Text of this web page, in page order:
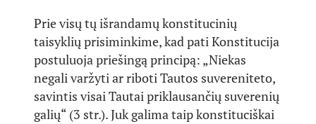
Prie visų tų išrandamų konstitucinių
taisyklių prisiminkime, kad pati Konstitucija
postuluoja priešingą principą: „Niekas
negali varžyti ar riboti Tautos suvereniteto,
savintis visai Tautai priklausančių suverenių
galių“ (3 str.). Juk galima taip konstituciškai